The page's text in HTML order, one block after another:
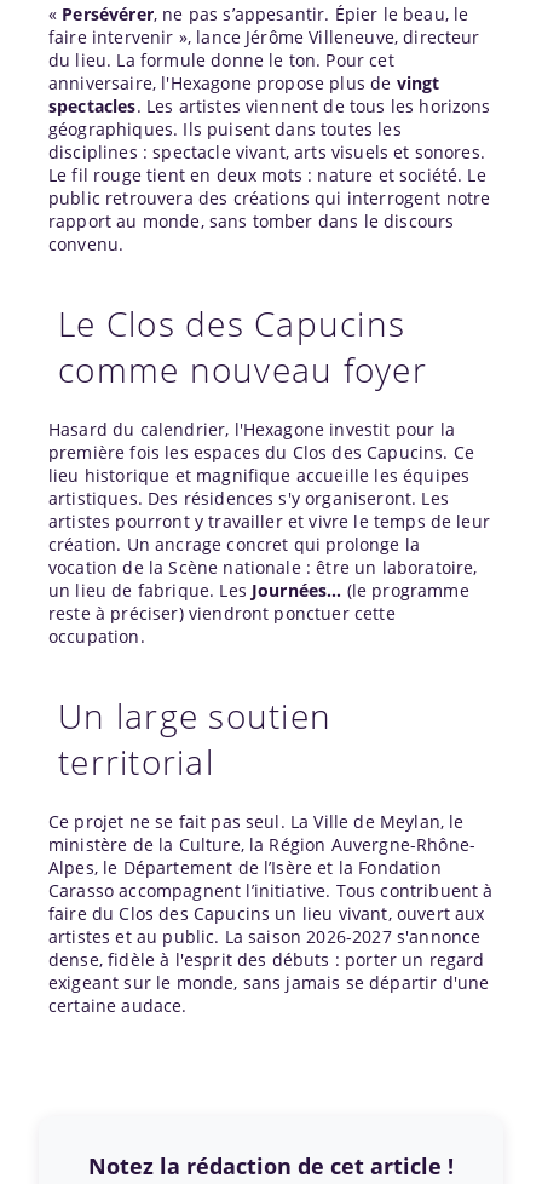
« Persévérer, ne pas s’appesantir. Épier le beau, le
faire intervenir », lance Jérôme Villeneuve, directeur
du lieu. La formule donne le ton. Pour cet
anniversaire, l'Hexagone propose plus de vingt
spectacles. Les artistes viennent de tous les horizons
géographiques. Ils puisent dans toutes les
disciplines : spectacle vivant, arts visuels et sonores.
Le fil rouge tient en deux mots : nature et société. Le
public retrouvera des créations qui interrogent notre
rapport au monde, sans tomber dans le discours
convenu.
Le Clos des Capucins
comme nouveau foyer
Hasard du calendrier, l'Hexagone investit pour la
première fois les espaces du Clos des Capucins. Ce
lieu historique et magnifique accueille les équipes
artistiques. Des résidences s'y organiseront. Les
artistes pourront y travailler et vivre le temps de leur
création. Un ancrage concret qui prolonge la
vocation de la Scène nationale : être un laboratoire,
un lieu de fabrique. Les Journées… (le programme
reste à préciser) viendront ponctuer cette
occupation.
Un large soutien
territorial
Ce projet ne se fait pas seul. La Ville de Meylan, le
ministère de la Culture, la Région Auvergne-Rhône-
Alpes, le Département de l’Isère et la Fondation
Carasso accompagnent l’initiative. Tous contribuent à
faire du Clos des Capucins un lieu vivant, ouvert aux
artistes et au public. La saison 2026-2027 s'annonce
dense, fidèle à l'esprit des débuts : porter un regard
exigeant sur le monde, sans jamais se départir d'une
certaine audace.
Notez la rédaction de cet article !